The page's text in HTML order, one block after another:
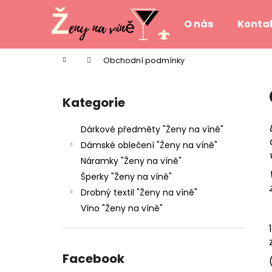
O nás
Domů Obchodní podmínky
Přeskočit
kategorie
Kategorie
Dárkové předměty "Ženy na víně"
Dámské oblečení "Ženy na víně"
Náramky "Ženy na víně"
Šperky "Ženy na víně"
Drobný textil "Ženy na víně"
Víno "Ženy na víně"
Facebook
í
Zpět
do
Zpět
do